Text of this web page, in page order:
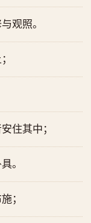
观照。
住其中；
。
；